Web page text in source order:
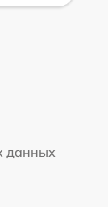
данных